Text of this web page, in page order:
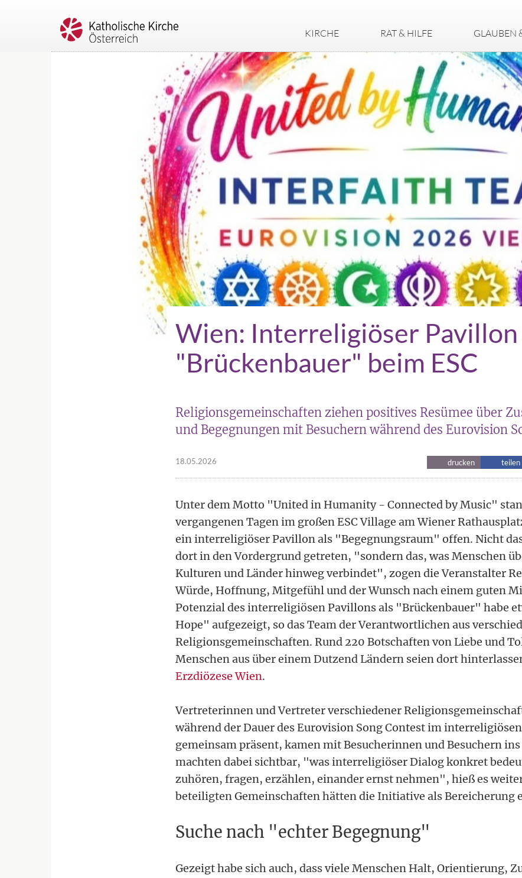
KIRCHE RAT & HILFE GLAUBEN
Wien: Interreligiöser Pavillon
"Brückenbauer" beim ESC
Religionsgemeinschaften ziehen positives Resümee über
und Begegnungen mit Besuchern während des Eurovision
18.05.2026 drucken teilen
Unter dem Motto "United in Humanity - Connected by Music"
vergangenen Tagen im großen ESC Village am Wiener
ein interreligiöser Pavillon als "Begegnungsraum" offen. Nicht
dort in den Vordergrund getreten, "sondern das, was Menschen
Kulturen und Länder hinweg verbindet", zogen die Veranstalter
Würde, Hoffnung, Mitgefühl und der Wunsch nach einem guten
Potenzial des interreligiösen Pavillons als "Brückenbauer" habe
Hope" aufgezeigt, so das Team der Verantwortlichen aus
Religionsgemeinschaften. Rund 220 Botschaften von Liebe und
Menschen aus über einem Dutzend Ländern seien dort
Erzdiözese Wien.
Vertreterinnen und Vertreter verschiedener
während der Dauer des Eurovision Song Contest im
gemeinsam präsent, kamen mit Besucherinnen und Besuchern ins
machten dabei sichtbar, "was interreligiöser Dialog konkret
zuhören, fragen, erzählen, einander ernst nehmen", hieß es
beteiligten Gemeinschaften hätten die Initiative als Bereicherung
Suche nach "echter Begegnung"
Gezeigt habe sich auch, dass viele Menschen Halt, Orientierung,